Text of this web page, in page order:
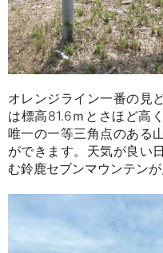
オレンジライン一番の見
は標高81.6ｍとさほど高
唯一の一等三角点のある
ができます。天気が良い
む鈴鹿セブンマウンテンが